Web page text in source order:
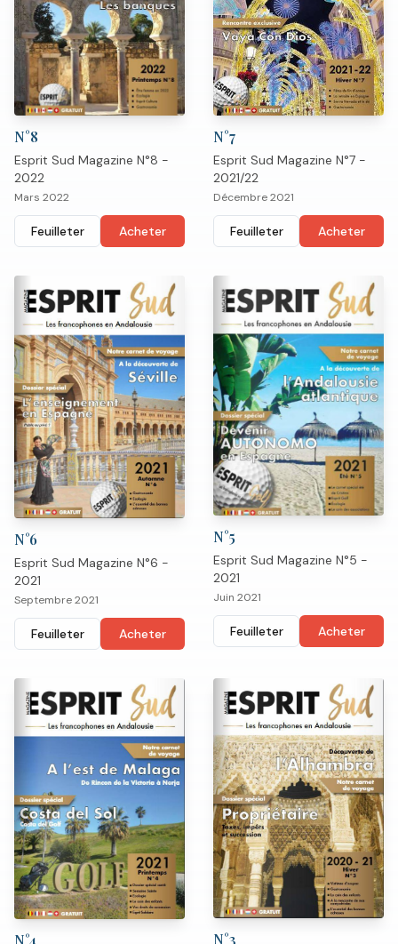
N°8
Esprit Sud Magazine N°8 -
2022
Mars 2022
Feuilleter Acheter
N°7
Esprit Sud Magazine N°7 -
2021/22
Décembre 2021
Feuilleter Acheter
N°6
Esprit Sud Magazine N°6 -
2021
Septembre 2021
Feuilleter Acheter
N°5
Esprit Sud Magazine N°5 -
2021
Juin 2021
Feuilleter Acheter
N°4 N°3